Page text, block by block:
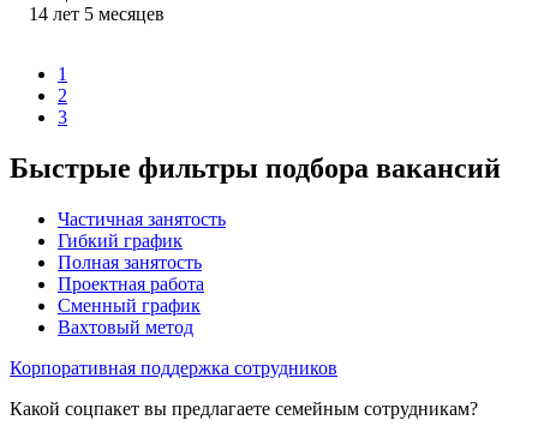
14 лет 5 месяцев
1
2
3
Быстрые фильтры подбора вакансий
Частичная занятость
Гибкий график
Полная занятость
Проектная работа
Сменный график
Вахтовый метод
Корпоративная поддержка сотрудников
Какой соцпакет вы предлагаете семейным сотрудникам?